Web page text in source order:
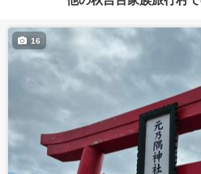
16